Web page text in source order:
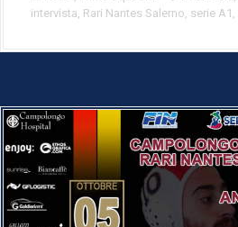
intervista Rari Nantes Salerno serie A1